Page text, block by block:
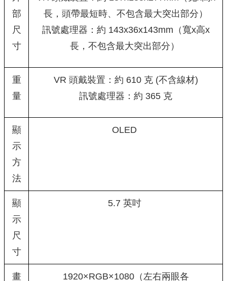
部
尺
寸
長，頭帶最短時、不包含最大突出部分）
訊號處理器：約 143x36x143mm（寬x高x
長，不包含最大突出部分）
重
量
VR 頭戴裝置：約 610 克 (不含線材)
訊號處理器：約 365 克
顯
示
方
法
OLED
顯
示
尺
寸
5.7 英吋
畫
1920×RGB×1080（左右兩眼各